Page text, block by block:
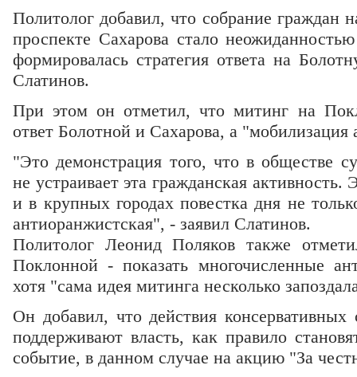
Политолог добавил, что собрание граждан
проспекте Сахарова стало
формировалась стратегия ответа на
Слатинов.
При этом он отметил, что митинг на
ответ Болотной и Сахарова, а
"Это демонстрация того, что в обществе
не устраивает эта гражданская активность.
и в крупных городах повестка дня не
антиоранжистская", - заявил Слатинов.
Политолог Леонид Поляков также
Поклонной - показать многочисленные
хотя "сама идея митинга несколько
Он добавил, что действия
поддерживают власть, как правило
событие, в данном случае на акцию "За